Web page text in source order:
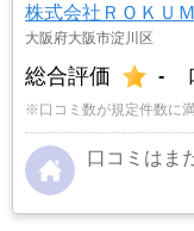
株式会社ＲＯＫＵ
大阪府大阪市淀川区
総合評価 -
※口コミ数が規定件数に
口コミはま